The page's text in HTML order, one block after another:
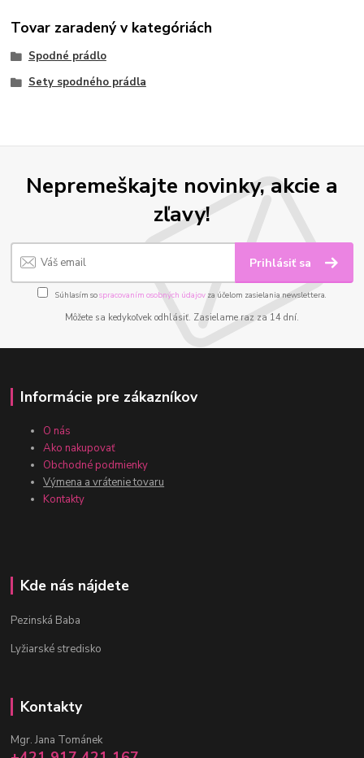
Tovar zaradený v kategóriách
Spodné prádlo
Sety spodného prádla
Nepremeškajte novinky, akcie a
zľavy!
Prihlásiť sa
Súhlasím sospracovaním osobných údajov za účelom zasielania newslettera.
Môžete sa kedykoľvek odhlásiť. Zasielame raz za 14 dní.
Informácie pre zákazníkov
O nás
Ako nakupovať
Obchodné podmienky
Výmena a vrátenie tovaru
Kontakty
Kde nás nájdete
Pezinská Baba
Lyžiarské stredisko
Kontakty
Mgr. Jana Tománek